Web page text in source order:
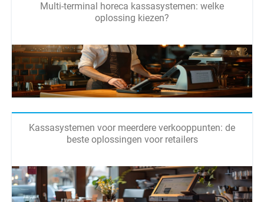
Multi-terminal horeca kassasystemen: welke
oplossing kiezen?
Kassasystemen voor meerdere verkooppunten: de
beste oplossingen voor retailers